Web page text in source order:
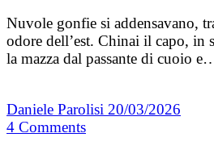
Nuvole gonfie si addensavano,
odore dell’est. Chinai il capo, in
la mazza dal passante di cuoio
Daniele Parolisi 20/03/2026
4 Comments